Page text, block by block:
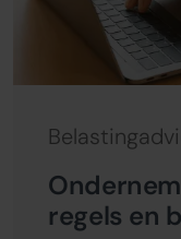
regels en